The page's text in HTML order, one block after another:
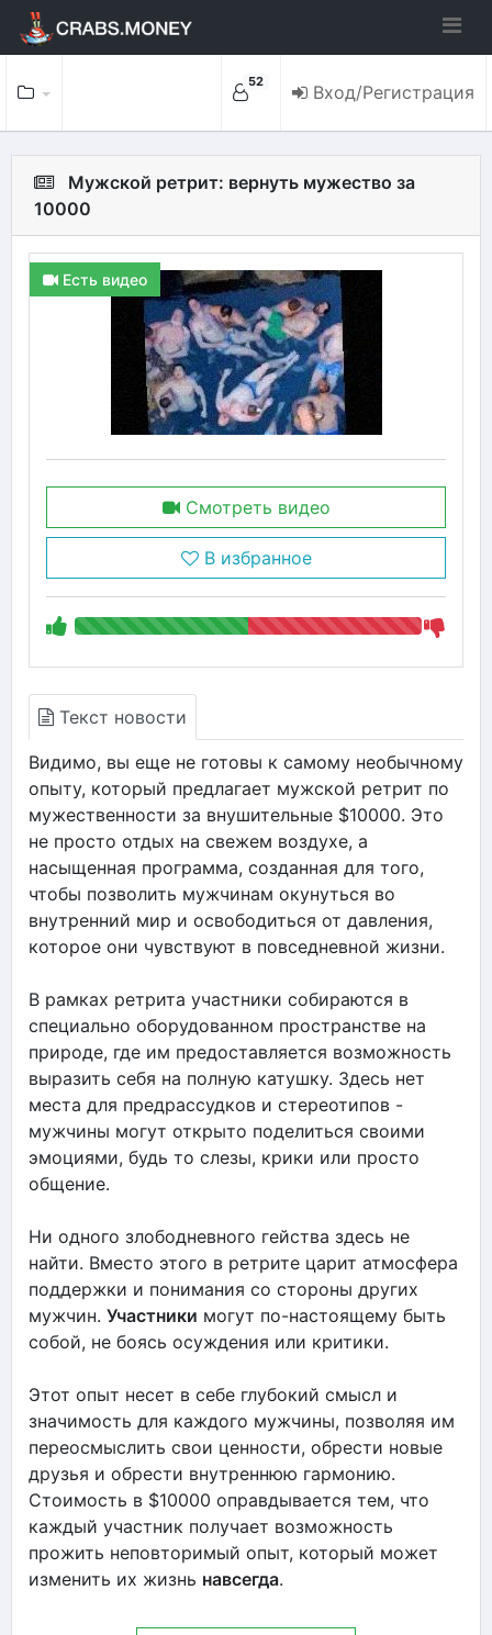
52 Вход/Регистрация
Мужской ретрит: вернуть мужество за
10000
Есть видео
Смотреть видео
В избранное
Текст новости
Видимо, вы еще не готовы к самому необычному
опыту, который предлагает мужской ретрит по
мужественности за внушительные $10000. Это
не просто отдых на свежем воздухе, а
насыщенная программа, созданная для того,
чтобы позволить мужчинам окунуться во
внутренний мир и освободиться от давления,
которое они чувствуют в повседневной жизни.
В рамках ретрита участники собираются в
специально оборудованном пространстве на
природе, где им предоставляется возможность
выразить себя на полную катушку. Здесь нет
места для предрассудков и стереотипов -
мужчины могут открыто поделиться своими
эмоциями, будь то слезы, крики или просто
общение.
Ни одного злободневного гейства здесь не
найти. Вместо этого в ретрите царит атмосфера
поддержки и понимания со стороны других
мужчин. Участники могут по-настоящему быть
собой, не боясь осуждения или критики.
Этот опыт несет в себе глубокий смысл и
значимость для каждого мужчины, позволяя им
переосмыслить свои ценности, обрести новые
друзья и обрести внутреннюю гармонию.
Стоимость в $10000 оправдывается тем, что
каждый участник получает возможность
прожить неповторимый опыт, который может
изменить их жизнь навсегда.